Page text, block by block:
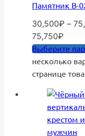
Памятник В-
30,500₽ –
75,750₽
Выберите
несколько
странице